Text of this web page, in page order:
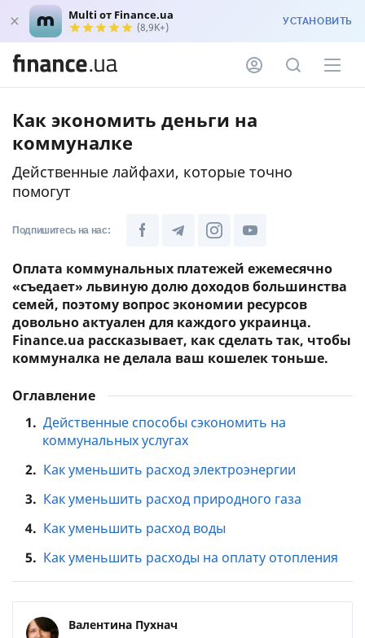
Multi от Finance.ua
(8,9K+) УСТАНОВИТЬ
Как экономить деньги на
коммуналке
Действенные лайфахи, которые точно
помогут
Подпишитесь на нас:
Оплата коммунальных платежей ежемесячно
«съедает» львиную долю доходов большинства
семей, поэтому вопрос экономии ресурсов
довольно актуален для каждого украинца.
Finance.ua рассказывает, как сделать так, чтобы
коммуналка не делала ваш кошелек тоньше.
Оглавление
1. Действенные способы сэкономить на
коммунальных услугах
2. Как уменьшить расход электроэнергии
3. Как уменьшить расход природного газа
4. Как уменьшить расход воды
5. Как уменьшить расходы на оплату отопления
Валентина Пухнач